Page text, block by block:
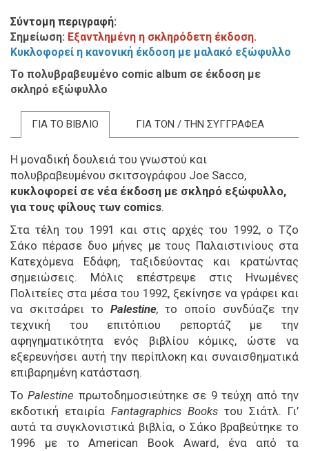
Σύντομη περιγραφή
Σημείωση: Εξαντλημένη η σκληρόδετη έκδοση.
Κυκλοφορεί η κανονική έκδοση με μαλακό εξώφυλλο
Το πολυβραβευμένο comic album σε έκδοση με
σκληρό εξώφυλλο
ΓΙΑ ΤΟ ΒΙΒΛΙΟ ΓΙΑ ΤΟΝ / ΤΗΝ ΣΥΓΓΡΑΦΕΑ
Η μοναδική δουλειά του γνωστού και
πολυβραβευμένου σκιτσογράφου Joe Sacco,
κυκλοφορεί σε νέα έκδοση με σκληρό εξώφυλλο,
για τους φίλους των comics.
Στα τέλη του 1991 και στις αρχές του 1992, ο Τζο
Σάκο πέρασε δυο μήνες με τους Παλαιστινίους στα
Κατεχόμενα Εδάφη, ταξιδεύοντας και κρατώντας
σημειώσεις. Μόλις επέστρεψε στις Ηνωμένες
Πολιτείες στα μέσα του 1992, ξεκίνησε να γράφει και
να σκιτσάρει το Palestine,το οποίο συνδύαζε την
τεχνική του επιτόπιου ρεπορτάζ με την
αφηγηματικότητα ενός βιβλίου κόμικς, ώστε να
εξερευνήσει αυτή την περίπλοκη και συναισθηματικά
επιβαρημένη κατάσταση.
ΤοPalestine πρωτοδημοσιεύτηκε σε 9 τεύχη από την
εκδοτική εταιρία Fantagraphics Books του Σιάτλ. Γι’
αυτά τα συγκλονιστικά βιβλία, ο Σάκο βραβεύτηκε το
1996 με το American Book Award, ένα από τα